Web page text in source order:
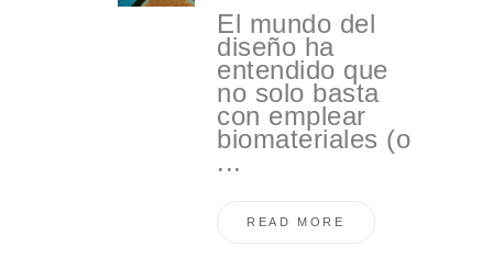
El mundo del
diseño ha
entendido que
no solo basta
con emplear
biomateriales (o
...
READ MORE